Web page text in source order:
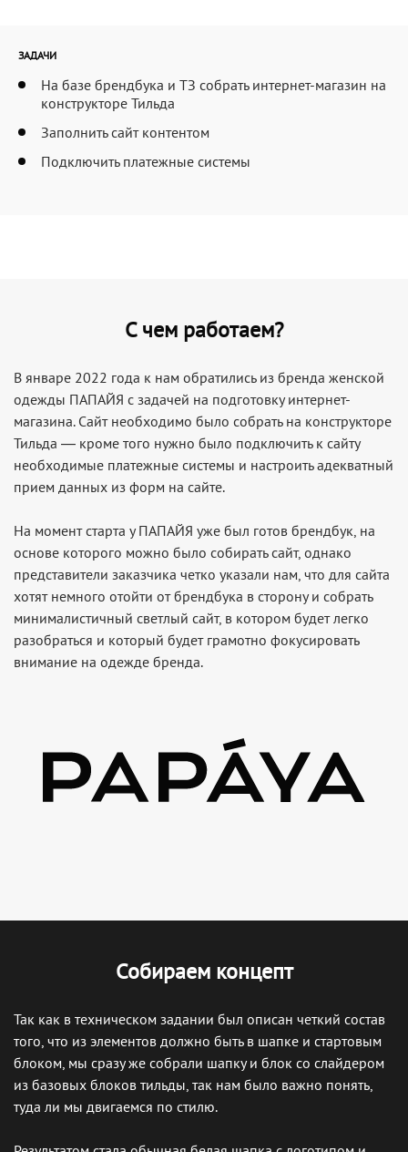
ЗАДАЧИ
На базе брендбука и ТЗ собрать интернет-магазин на
конструкторе Тильда
Заполнить сайт контентом
Подключить платежные системы
С чем работаем?
В январе 2022 года к нам обратились из бренда женской
одежды ПАПАЙЯ с задачей на подготовку интернет-
магазина. Сайт необходимо было собрать на конструкторе
Тильда — кроме того нужно было подключить к сайту
необходимые платежные системы и настроить адекватный
прием данных из форм на сайте.
На момент старта у ПАПАЙЯ уже был готов брендбук, на
основе которого можно было собирать сайт, однако
представители заказчика четко указали нам, что для сайта
хотят немного отойти от брендбука в сторону и собрать
минималистичный светлый сайт, в котором будет легко
разобраться и который будет грамотно фокусировать
внимание на одежде бренда.
Собираем концепт
Так как в техническом задании был описан четкий состав
того, что из элементов должно быть в шапке и стартовым
блоком, мы сразу же собрали шапку и блок со слайдером
из базовых блоков тильды, так нам было важно понять,
туда ли мы двигаемся по стилю.